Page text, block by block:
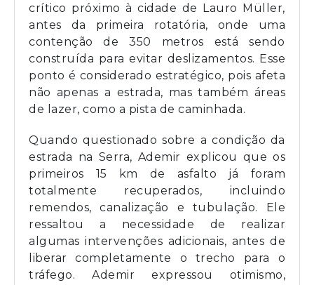
crítico próximo à cidade de Lauro Müller,
antes da primeira rotatória, onde uma
contenção de 350 metros está sendo
construída para evitar deslizamentos. Esse
ponto é considerado estratégico, pois afeta
não apenas a estrada, mas também áreas
de lazer, como a pista de caminhada.
Quando questionado sobre a condição da
estrada na Serra, Ademir explicou que os
primeiros 15 km de asfalto já foram
totalmente recuperados, incluindo
remendos, canalização e tubulação. Ele
ressaltou a necessidade de realizar
algumas intervenções adicionais, antes de
liberar completamente o trecho para o
tráfego. Ademir expressou otimismo,